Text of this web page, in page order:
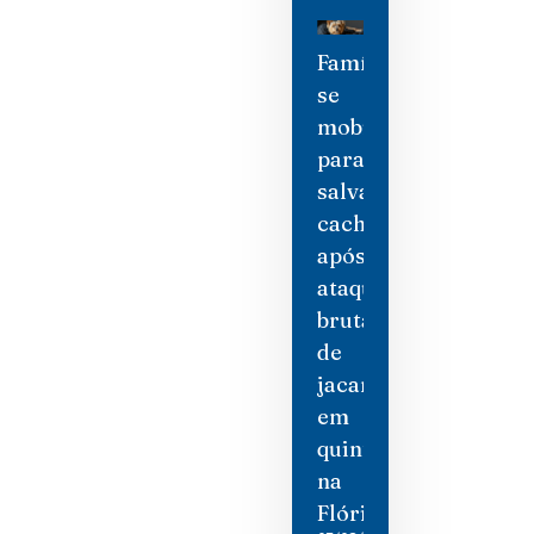
Família
se
mobiliza
para
salvar
cachorro
após
ataque
brutal
de
jacaré
em
quintal
na
Flórida